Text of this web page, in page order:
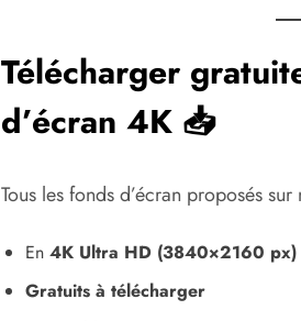
Télécharger
d’écran 4K 📥
Tous les fonds d’écran proposés
En 4K Ultra HD (3840×2160 px)
Gratuits à télécharger